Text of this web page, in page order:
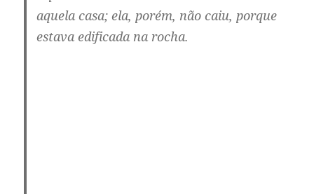
aquela casa; ela, porém, não caiu, porque
estava edificada na rocha.